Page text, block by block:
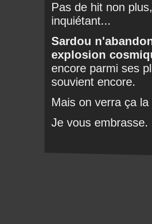
Pas de hit non
inquiétant...
Sardou
explosion
encore parmi ses
souvient encore.
Mais on verra ça
Je vous embrasse.